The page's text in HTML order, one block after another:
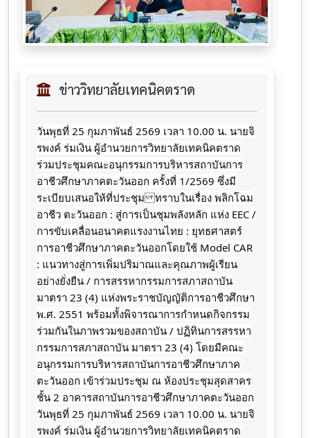
ข่าววิทยาลัยเทคนิคตราด
วันพุธที่ 25 กุมภาพันธ์ 2569 เวลา 10.00 น. นายจิ
รพงค์ ร่มเงิน ผู้อำนวยการวิทยาลัยเทคนิคตราด
ร่วมประชุมคณะอนุกรรมการบริหารสถาบันการ
อาชีวศึกษาภาคตะวันออก ครั้งที่ 1/2569 ซึ่งมี
ระเบียบเสนอให้ที่ประชุม ทราบในเรื่อง พลิกโฉม
อาชีว ตะวันออก : สู่การเป็นชุมพลังหลัก แห่ง EEC /
การขับเคลื่อนอนาคตแรงงานไทย : ยุทธศาสตร์
การอาชีวศึกษาภาคตะวันออกโดยใช้ Model CAR
: แนวทางสู่การเพิ่มปริมาณและคุณภาพผู้เรียน
อย่างยั่งยืน / การสรรหากรรมการสภาสถาบัน
มาตรา 23 (4) แห่งพระราชบัญญัติการอาชีวศึกษา
พ.ศ. 2551 พร้อมทั้งพิจารณาการกำหนดกิจกรรม
ร่วมกันในภาพรวมของสถาบัน / ปฏิทินการสรรหา
กรรมการสภาสถาบัน มาตรา 23 (4) โดยมีคณะ
อนุกรรมการบริหารสถาบันการอาชีวศึกษาภาค
ตะวันออก เข้าร่วมประชุม ณ ห้องประชุมสุดสาคร
ชั้น 2 อาคารสถาบันการอาชีวศึกษาภาคตะวันออก
วันพุธที่ 25 กุมภาพันธ์ 2569 เวลา 10.00 น. นายจิ
รพงค์ ร่มเงิน ผู้อำนวยการวิทยาลัยเทคนิคตราด